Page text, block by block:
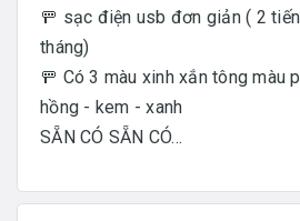
🚥 sạc điện usb đơn giản ( 2
tháng)
🚥 Có 3 màu xinh xắn tông màu
hồng - kem - xanh
SẴN CÓ SẴN CÓ...